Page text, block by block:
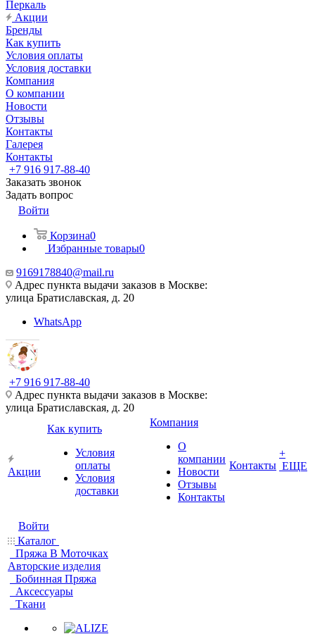
Перкаль
Акции
Бренды
Как купить
Условия оплаты
Условия доставки
Компания
О компании
Новости
Отзывы
Контакты
Галерея
Контакты
+7 916 917-88-40
Заказать звонок
Задать вопрос
Войти
Корзина0
Избранные товары0
9169178840@mail.ru
Адрес пункта выдачи заказов в Москве:
улица Братиславская, д. 20
WhatsApp
+7 916 917-88-40
Адрес пункта выдачи заказов в Москве:
улица Братиславская, д. 20
Акции
Как купить
Условия
оплаты
Условия
доставки
Компания
О
компании
Новости
Отзывы
Контакты
Контакты
+
ЕЩЕ
Войти
Каталог
Пряжа В Моточках
Авторские изделия
Бобинная Пряжа
Аксессуары
Ткани